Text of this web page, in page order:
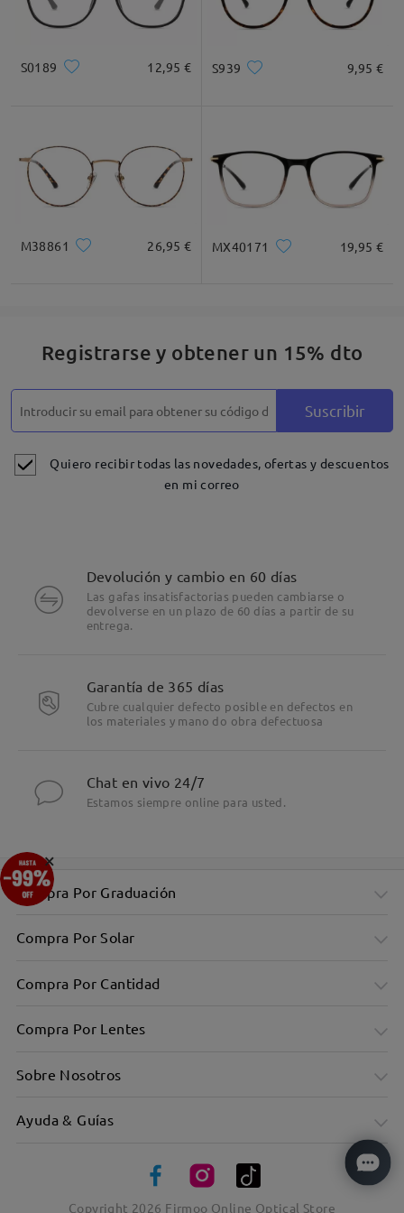
S0189 12,95 € S939 9,95 €
M38861 26,95 € MX40171 19,95 €
Registrarse y obtener un 15% dto
Suscribir
Quiero recibir todas las novedades, ofertas y descuentos
en mi correo
Devolución y cambio en 60 días
Las gafas insatisfactorias pueden cambiarse o
devolverse en un plazo de 60 días a partir de su
entrega.
Garantía de 365 días
Cubre cualquier defecto posible en defectos en
los materiales y mano do obra defectuosa
Chat en vivo 24/7
Estamos siempre online para usted.
Compra Por Graduación
Compra Por Solar
Compra Por Cantidad
Compra Por Lentes
Sobre Nosotros
Ayuda & Guías
Copyright 2026 Firmoo Online Optical Store
×